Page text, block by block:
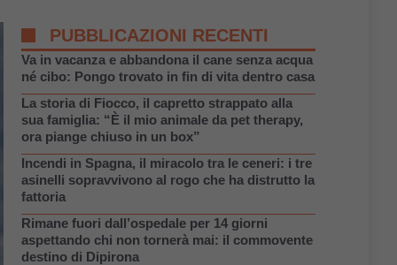
PUBBLICAZIONI RECENTI
Va in vacanza e abbandona il cane senza acqua
né cibo: Pongo trovato in fin di vita dentro casa
La storia di Fiocco, il capretto strappato alla
sua famiglia: “È il mio animale da pet therapy,
ora piange chiuso in un box”
Incendi in Spagna, il miracolo tra le ceneri: i tre
asinelli sopravvivono al rogo che ha distrutto la
fattoria
Rimane fuori dall’ospedale per 14 giorni
aspettando chi non tornerà mai: il commovente
destino di Dipirona